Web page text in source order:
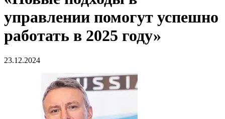
управлении помогут успешно
работать в 2025 году»
23.12.2024